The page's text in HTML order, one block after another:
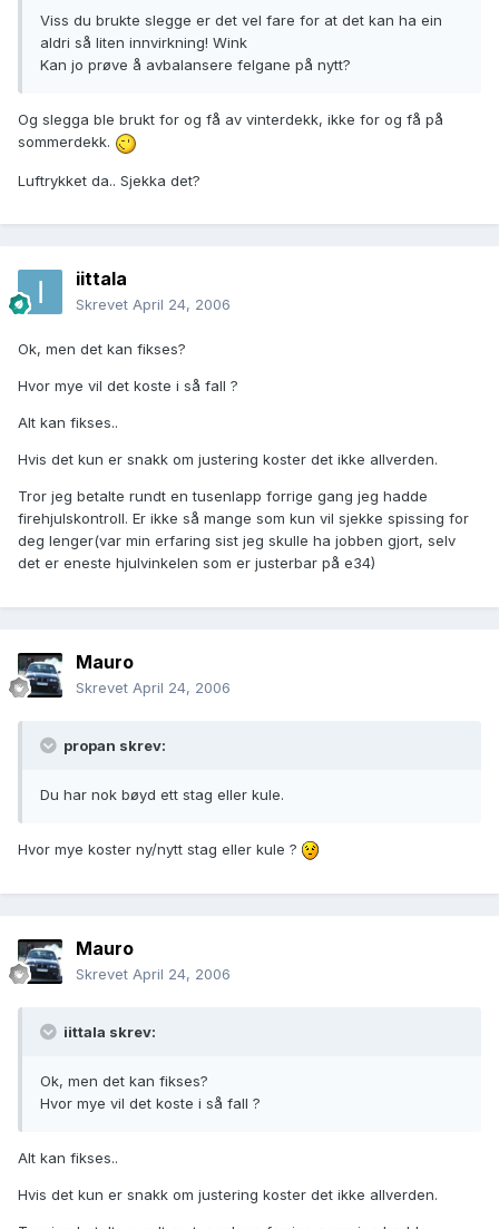
Viss du brukte slegge er det vel fare for at det kan ha ein
aldri så liten innvirkning! Wink
Kan jo prøve å avbalansere felgane på nytt?
Og slegga ble brukt for og få av vinterdekk, ikke for og få på
sommerdekk.
Luftrykket da.. Sjekka det?
iittala
Skrevet April 24, 2006
Ok, men det kan fikses?
Hvor mye vil det koste i så fall ?
Alt kan fikses..
Hvis det kun er snakk om justering koster det ikke allverden.
Tror jeg betalte rundt en tusenlapp forrige gang jeg hadde
firehjulskontroll. Er ikke så mange som kun vil sjekke spissing for
deg lenger(var min erfaring sist jeg skulle ha jobben gjort, selv
det er eneste hjulvinkelen som er justerbar på e34)
Mauro
Skrevet April 24, 2006
propan skrev:
Du har nok bøyd ett stag eller kule.
Hvor mye koster ny/nytt stag eller kule ?
Mauro
Skrevet April 24, 2006
iittala skrev:
Ok, men det kan fikses?
Hvor mye vil det koste i så fall ?
Alt kan fikses..
Hvis det kun er snakk om justering koster det ikke allverden.